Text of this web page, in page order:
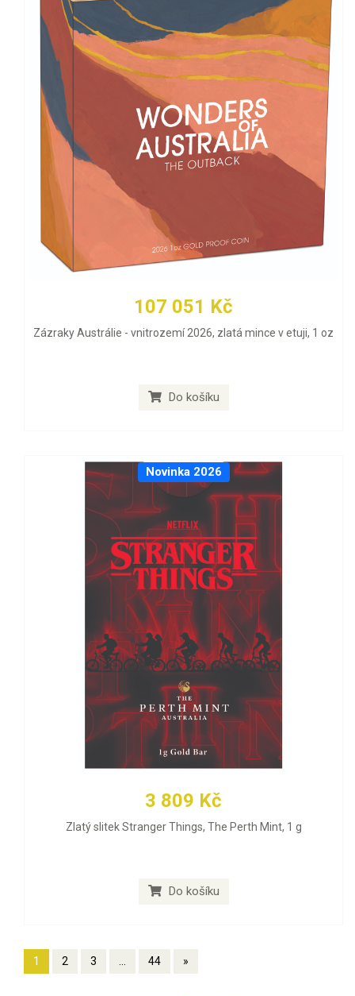
107 051 Kč
Zázraky Austrálie - vnitrozemí 2026, zlatá mince v etuji, 1 oz
Do košíku
Novinka 2026
3 809 Kč
Zlatý slitek Stranger Things, The Perth Mint, 1 g
Do košíku
1 2 3 ... 44 »